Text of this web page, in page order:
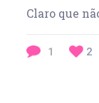
Claro que
1 2